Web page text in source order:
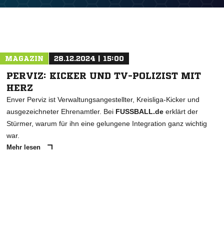
MAGAZIN 28.12.2024 | 15:00
PERVIZ: KICKER UND TV-POLIZIST MIT
HERZ
Enver Perviz ist Verwaltungsangestellter, Kreisliga-Kicker und
ausgezeichneter Ehrenamtler. Bei FUSSBALL.de erklärt der
Stürmer, warum für ihn eine gelungene Integration ganz wichtig
war.
Mehr lesen